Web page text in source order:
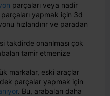
parçaları veya nadir
yapmak için 3d
hızlandırır ve paradan
takdirde onarılması çok
tamir etmenize
markalar, eski araçlar
parçalar yapmak için
. Bu, arabaları daha